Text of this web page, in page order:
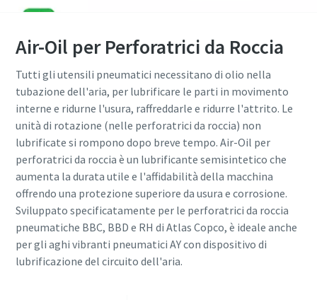
Air-Oil per Perforatrici da Roccia
Tutti gli utensili pneumatici necessitano di olio nella
tubazione dell'aria, per lubrificare le parti in movimento
interne e ridurne l'usura, raffreddarle e ridurre l'attrito. Le
unità di rotazione (nelle perforatrici da roccia) non
lubrificate si rompono dopo breve tempo. Air-Oil per
perforatrici da roccia è un lubrificante semisintetico che
aumenta la durata utile e l'affidabilità della macchina
offrendo una protezione superiore da usura e corrosione.
Sviluppato specificatamente per le perforatrici da roccia
pneumatiche BBC, BBD e RH di Atlas Copco, è ideale anche
per gli aghi vibranti pneumatici AY con dispositivo di
lubrificazione del circuito dell'aria.